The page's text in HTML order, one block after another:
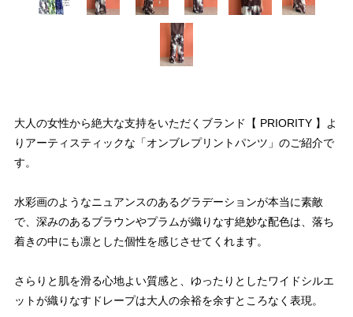
大人の女性から絶大な支持をいただくブランド【 PRIORITY 】よ
りアーティスティックな「オンブレプリントパンツ」のご紹介で
す。
水彩画のようなニュアンスのあるグラデーションが本当に素敵
で、深みのあるブラウンやプラムが織りなす絶妙な配色は、落ち
着きの中にも凛とした個性を感じさせてくれます。
さらりと肌を滑る心地よい質感と、ゆったりとしたワイドシルエ
ットが織りなすドレープは大人の余裕を余すところなく表現。